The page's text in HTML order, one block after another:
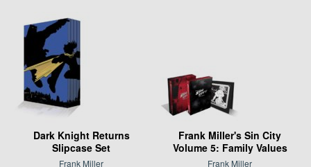
Dark Knight Returns
Slipcase Set
Frank Miller
Frank Miller's Sin City
Volume 5: Family Values
Frank Miller